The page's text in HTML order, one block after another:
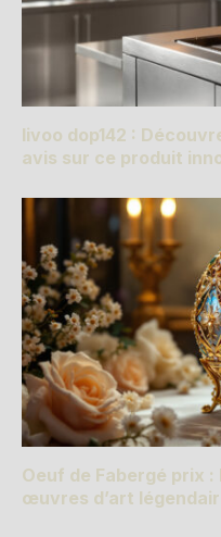
livoo dop142 :
avis sur ce produit
Oeuf de Fabergé prix
œuvres d’art